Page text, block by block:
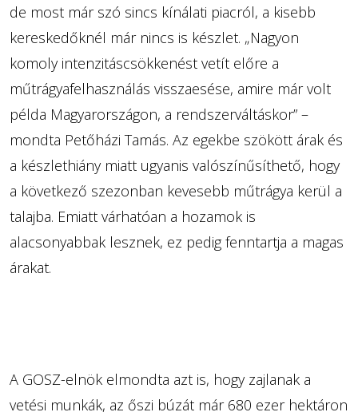
de most már szó sincs kínálati piacról, a kisebb
kereskedőknél már nincs is készlet. „Nagyon
komoly intenzitáscsökkenést vetít előre a
műtrágyafelhasználás visszaesése, amire már volt
példa Magyarországon, a rendszerváltáskor” –
mondta Petőházi Tamás. Az egekbe szökött árak és
a készlethiány miatt ugyanis valószínűsíthető, hogy
a következő szezonban kevesebb műtrágya kerül a
talajba. Emiatt várhatóan a hozamok is
alacsonyabbak lesznek, ez pedig fenntartja a magas
árakat.
A GOSZ-elnök elmondta azt is, hogy zajlanak a
vetési munkák, az őszi búzát már 680 ezer hektáron